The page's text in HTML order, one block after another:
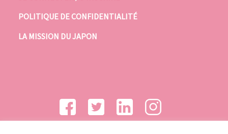
POLITIQUE DE CONFIDENTIALITÉ
LA MISSION DU JAPON